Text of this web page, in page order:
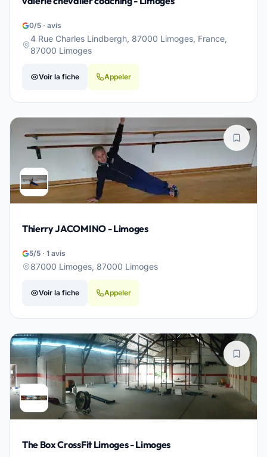
0/5 · avis
4 Rue Charles Lindbergh, 87000 Limoges, France,
87000 Limoges
Voir la fiche Appeler
Thierry JACOMINO - Limoges
5/5 · 1 avis
87000 Limoges, 87000 Limoges
Voir la fiche Appeler
The Box CrossFit Limoges - Limoges